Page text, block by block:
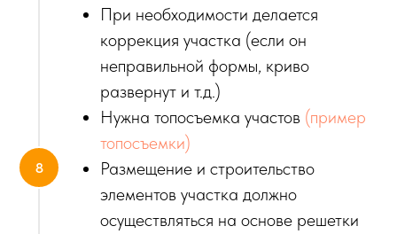
При необходимости делается
коррекция участка (если он
неправильной формы, криво
развернут и т.д.)
Нужна топосъемка участов (пример
топосъемки)
Размещение и строительство
элементов участка должно
осуществляться на основе решетки